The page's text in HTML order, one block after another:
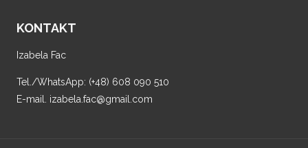
KONTAKT
Izabela Fac
Tel./WhatsApp: (+48) 608 090 510
E-mail. izabela.fac@gmail.com